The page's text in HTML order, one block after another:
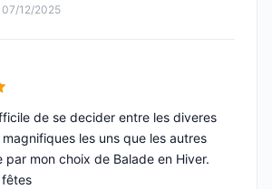
07/12/2025
5
de se decider entre les diveres
les uns que les autres
par mon choix de Balade en Hiver.